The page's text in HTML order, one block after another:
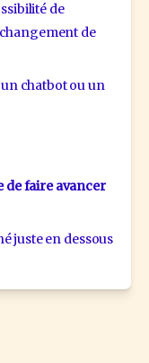
de
de
chatbot ou un
de faire avancer
juste en dessous